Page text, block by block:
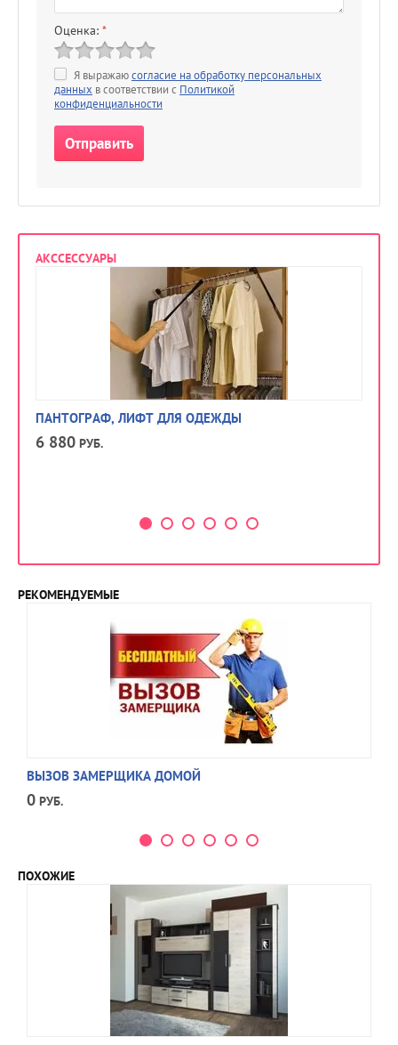
Оценка: *
Я выражаюсогласие на обработку персональных
данных в соответствии с Политикой
конфиденциальности
АКССЕССУАРЫ
ПАНТОГРАФ, ЛИФТ ДЛЯ ОДЕЖДЫ
6 880 РУБ.
РЕКОМЕНДУЕМЫЕ
ВЫЗОВ ЗАМЕРЩИКА ДОМОЙ
0 РУБ.
ПОХОЖИЕ